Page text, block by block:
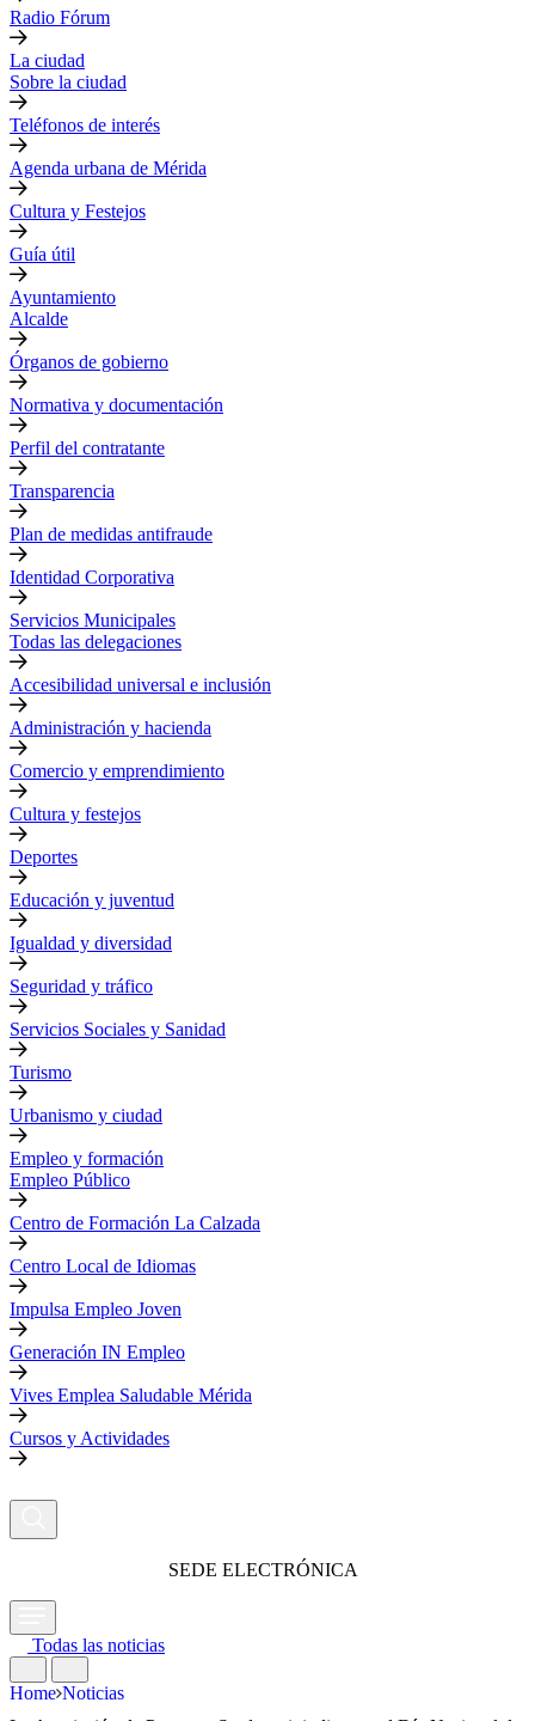
Radio Fórum
La ciudad
Sobre la ciudad
Teléfonos de interés
Agenda urbana de Mérida
Cultura y Festejos
Guía útil
Ayuntamiento
Alcalde
Órganos de gobierno
Normativa y documentación
Perfil del contratante
Transparencia
Plan de medidas antifraude
Identidad Corporativa
Servicios Municipales
Todas las delegaciones
Accesibilidad universal e inclusión
Administración y hacienda
Comercio y emprendimiento
Cultura y festejos
Deportes
Educación y juventud
Igualdad y diversidad
Seguridad y tráfico
Servicios Sociales y Sanidad
Turismo
Urbanismo y ciudad
Empleo y formación
Empleo Público
Centro de Formación La Calzada
Centro Local de Idiomas
Impulsa Empleo Joven
Generación IN Empleo
Vives Emplea Saludable Mérida
Cursos y Actividades
SEDE ELECTRÓNICA
Todas las noticias
Home Noticias